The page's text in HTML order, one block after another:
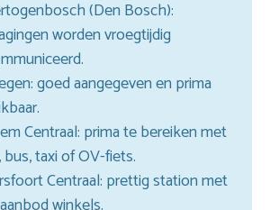
(Den Bosch):
worden vroegtijdig
goed aangegeven en prima
Centraal: prima te bereiken met
taxi of OV-fiets.
Centraal: prettig station met